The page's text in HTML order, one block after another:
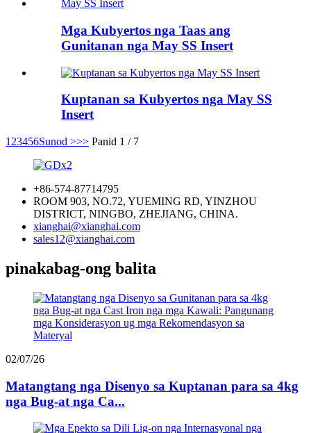
Mga Kubyertos nga Taas ang
Gunitanan nga May SS Insert
Kuptanan sa Kubyertos nga May SS
Insert
1 23456Sunod >>> Panid 1 / 7
+86-574-87714795
ROOM 903, NO.72, YUEMING RD, YINZHOU
DISTRICT, NINGBO, ZHEJIANG, CHINA.
xianghai@xianghai.com
sales12@xianghai.com
pinakabag-ong balita
02/07/26
Matangtang nga Disenyo sa Kuptanan para sa 4kg
nga Bug-at nga Ca...